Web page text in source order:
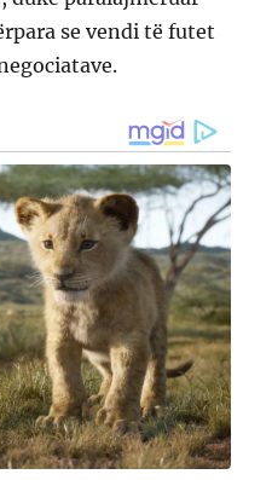
se vendi të futet